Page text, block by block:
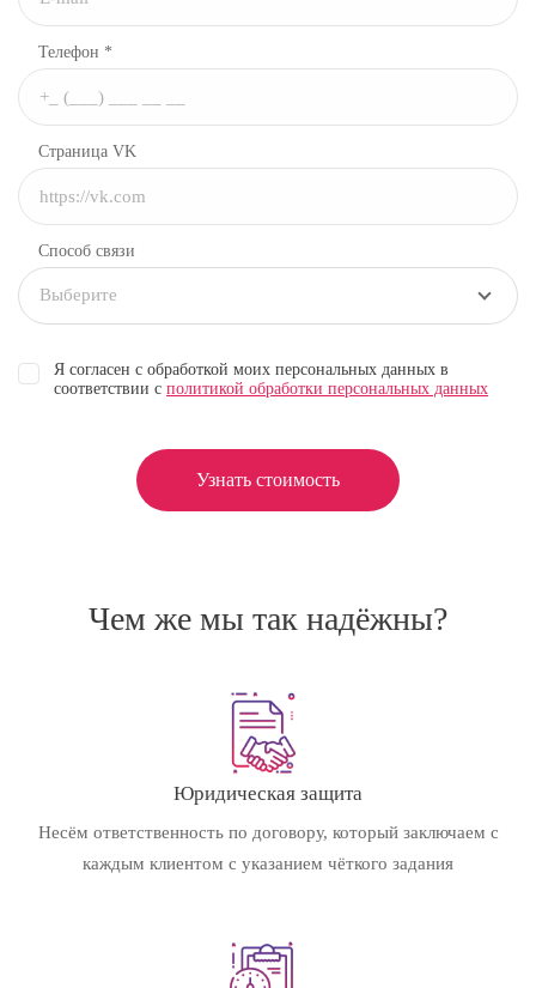
Телефон *
Страница VK
Способ связи
Выберите
Я согласен с обработкой моих персональных данных в
соответствии с политикой обработки персональных данных
Узнать стоимость
Чем же мы так надёжны?
Юридическая защита
Несём ответственность по договору, который заключаем с
каждым клиентом с указанием чёткого задания